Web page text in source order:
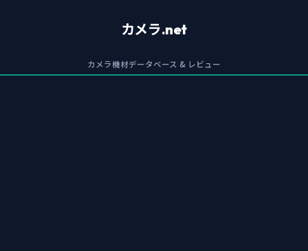
カメラ.net
カメラ機材データベース & レビュー